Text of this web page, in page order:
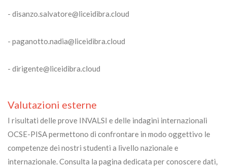
- disanzo.salvatore@liceidibra.cloud
- paganotto.nadia@liceidibra.cloud
- dirigente@liceidibra.cloud
Valutazioni esterne
I risultati delle prove INVALSI e delle indagini internazionali
OCSE-PISA permettono di confrontare in modo oggettivo le
competenze dei nostri studenti a livello nazionale e
internazionale. Consulta la pagina dedicata per conoscere dati,